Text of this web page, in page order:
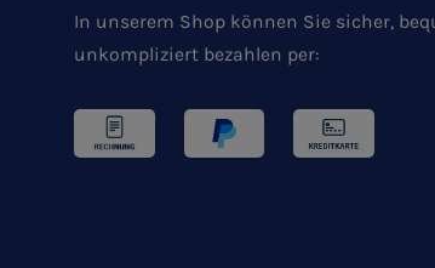
In unserem Shop können Sie sicher,
unkompliziert bezahlen per: